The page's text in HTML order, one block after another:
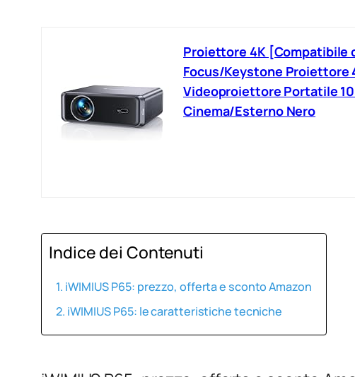
Proiettore 4K [Compatibile
Focus/Keystone Proiettore
Videoproiettore Portatile
Cinema/Esterno Nero
Indice dei Contenuti
iWIMIUS P65: prezzo, offerta e sconto Amazon
iWIMIUS P65: le caratteristiche tecniche